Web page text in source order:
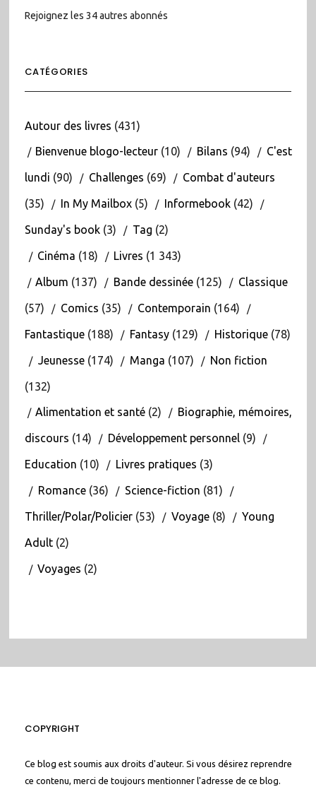
Rejoignez les 34 autres abonnés
CATÉGORIES
Autour des livres (431)
Bienvenue blogo-lecteur(10) Bilans (94) C'est
lundi (90) Challenges (69) Combat d'auteurs
(35) In My Mailbox(5) Informebook(42)
Sunday's book(3) Tag (2)
Cinéma (18) Livres (1 343)
Album (137) Bande dessinée(125) Classique
(57) Comics (35) Contemporain (164)
Fantastique(188) Fantasy(129) Historique(78)
Jeunesse(174) Manga (107) Non fiction
(132)
Alimentation et santé(2) Biographie, mémoires,
discours (14) Développement personnel(9)
Education (10) Livres pratiques (3)
Romance(36) Science-fiction (81)
Thriller/Polar/Policier(53) Voyage(8) Young
Adult(2)
Voyages (2)
COPYRIGHT
Ce blog est soumis aux droits d'auteur. Si vous désirez reprendre
ce contenu, merci de toujours mentionner l'adresse de ce blog.